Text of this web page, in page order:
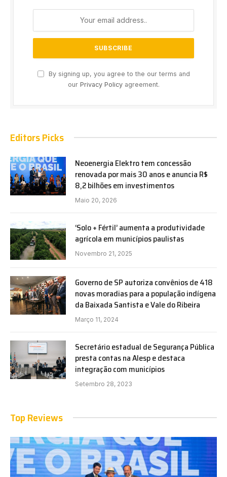
By signing up, you agree to the our terms and
our Privacy Policyagreement.
Editors Picks
Neoenergia Elektro tem concessão
renovada por mais 30 anos e anuncia R$
8,2 bilhões em investimentos
Maio 20, 2026
‘Solo + Fértil’ aumenta a produtividade
agrícola em municípios paulistas
Novembro 21, 2025
Governo de SP autoriza convênios de 418
novas moradias para a população indígena
da Baixada Santista e Vale do Ribeira
Março 11, 2024
Secretário estadual de Segurança Pública
presta contas na Alesp e destaca
integração com municípios
Setembro 28, 2023
Top Reviews